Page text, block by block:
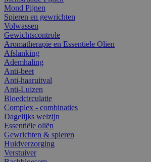
Mond Pijnen
Spieren en gewrichten
Volwassen
Gewichtscontrole
Aromatherapie en Essentiele Olien
Afslanking
Ademhaling
Anti-beet
Anti-haaruitval
Anti-Luizen
Bloedcirculatie
Complex - combinaties
Dagelijks welzijn
Essentiële oliën
Gewrichten & spieren
Huidverzorging
Verstuiver